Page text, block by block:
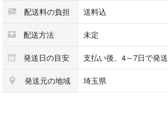
配送料の負担 送料込
配送方法 未定
発送日の目安 支払い後、4～7日で発送
発送元の地域 埼玉県